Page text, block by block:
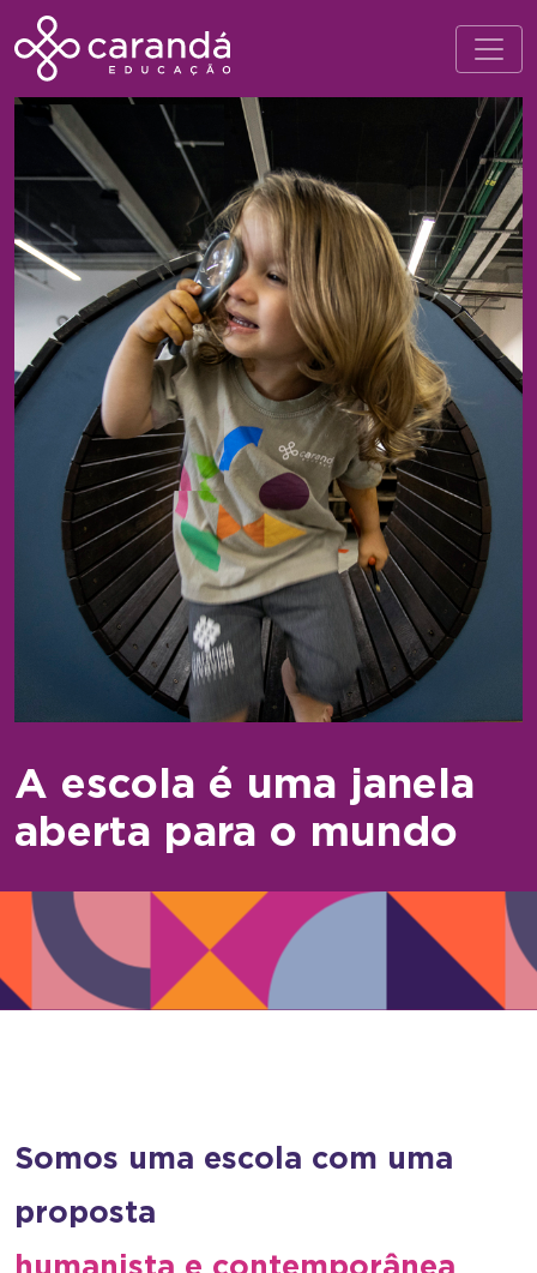
A escola é uma janela
aberta para o mundo
Somos uma escola com uma
proposta
humanista e contemporânea